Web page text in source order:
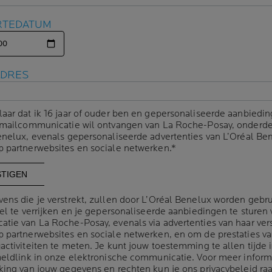
RETINOL
(0)
diepe rimpels en maakt de
glad.
OGEN
(0)
Anti-aging Intensief corrigerend Voor
gevoelige ogen
dat ik 16 jaar of ouder ben en gepersonaliseerde
wil ontvangen van La Roche-Posay,
evenals gepersonaliseerde advertenties van L’Oréal
partnerwebsites en sociale netwerken.*
die je verstrekt, zullen door L’Oréal Benelux worden
te verrijken en je gepersonaliseerde aanbiedingen te sturen
van La Roche-Posay, evenals via advertenties van haar
partnerwebsites en sociale netwerken, en om de prestaties
te meten. Je kunt jouw toestemming te allen tijde
in onze elektronische communicatie. Voor meer
van jouw gegevens en rechten kun je ons privacybeleid
dat ik 16 jaar of ouder ben en gepersonaliseerde
wil ontvangen van La Roche-Posay,
evenals gepersonaliseerde advertenties van L’Oréal
partnerwebsites en sociale netwerken.*
die je verstrekt, zullen door L’Oréal Benelux worden
te verrijken en je gepersonaliseerde aanbiedingen te sturen
van La Roche-Posay, evenals via advertenties van haar
partnerwebsites en sociale netwerken, en om de prestaties
te meten. Je kunt jouw toestemming te allen tijde
in onze elektronische communicatie. Voor meer
van jouw gegevens en rechten kun je ons privacybeleid